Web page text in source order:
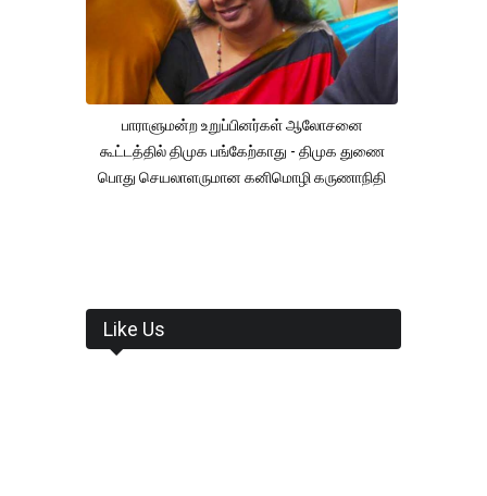
பாராளுமன்ற உறுப்பினர்கள் ஆலோசனை
கூட்டத்தில் திமுக பங்கேற்காது - திமுக துணை
பொது செயலாளருமான கனிமொழி கருணாநிதி
Like Us